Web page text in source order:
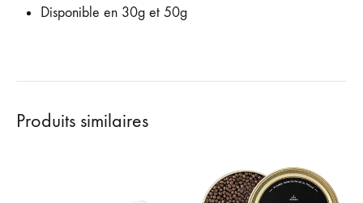
Disponible en 30g et 50g
Produits similaires